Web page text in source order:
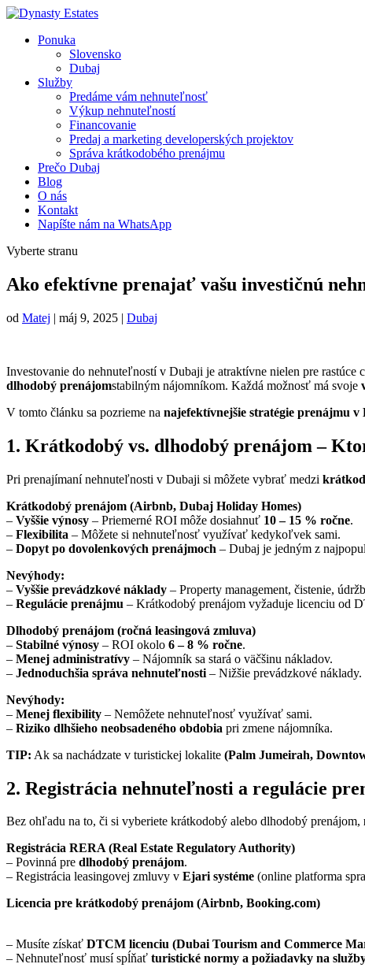
Ponuka
Slovensko
Dubaj
Služby
Predáme vám nehnuteľnosť
Výkup nehnuteľností
Financovanie
Predaj a marketing developerských projektov
Správa krátkodobého prenájmu
Prečo Dubaj
Blog
O nás
Kontakt
Napíšte nám na WhatsApp
Vyberte stranu
Ako efektívne prenajať vašu investičnú
od Matej | máj 9, 2025 | Dubaj
Investovanie do nehnuteľností v Dubaji je atraktívne nielen pre rastúce
dlhodobý prenájomstabilným nájomníkom. Každá možnosť má svoje
V tomto článku sa pozrieme na najefektívnejšie stratégie prenájmu v
1. Krátkodobý vs. dlhodobý prenájom –
Pri prenajímaní nehnuteľnosti v Dubaji si môžete vybrať medzi
Krátkodobý prenájom (Airbnb, Dubaj Holiday Homes)
– Vyššie výnosy – Priemerné ROI môže dosiahnuť 10 – 15 % ročne.
– Flexibilita – Môžete si nehnuteľnosť využívať kedykoľvek sami.
– Dopyt po dovolenkových prenájmoch – Dubaj je jedným z
Nevýhody:
– Vyššie prevádzkové náklady – Property management, čistenie,
– Regulácie prenájmu – Krátkodobý prenájom vyžaduje licenciu od
Dlhodobý prenájom (ročná leasingová zmluva)
– Stabilné výnosy – ROI okolo 6 – 8 % ročne.
– Menej administratívy – Nájomník sa stará o väčšinu nákladov.
– Jednoduchšia správa nehnuteľnosti – Nižšie prevádzkové náklady.
Nevýhody:
– Menej flexibility – Nemôžete nehnuteľnosť využívať sami.
– Riziko dlhšieho neobsadeného obdobia pri zmene nájomníka.
TIP: Ak sa nachádzate v turistickej lokalite (Palm Jumeirah,
2. Registrácia nehnuteľnosti a regulácie
Bez ohľadu na to, či si vyberiete krátkodobý alebo dlhodobý prenájom,
Registrácia RERA (Real Estate Regulatory Authority)
– Povinná pre dlhodobý prenájom.
– Registrácia leasingovej zmluvy v Ejari systéme (online platforma
Licencia pre krátkodobý prenájom (Airbnb, Booking.com)
– Musíte získať DTCM licenciu (Dubai Tourism and Commerce
– Nehnuteľnosť musí spĺňať turistické normy a požiadavky na